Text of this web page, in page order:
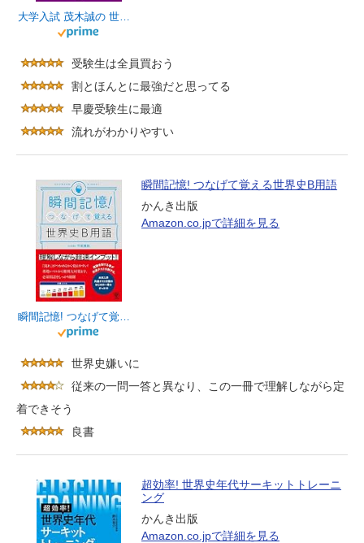
大学入試 茂木誠の 世界史Bが面白いほどわかる本
受験生は全員買おう
割とほんとに最強だと思ってる
早慶受験生に最適
流れがわかりやすい
瞬間記憶! つなげて覚える世界史B用語
瞬間記憶! つなげて覚える世界史B用語
かんき出版
Amazon.co.jpで詳細を見る
世界史嫌いに
従来の一問一答と異なり、この一冊で理解しながら定
着できそう
良書
超効率! 世界史年代サーキットトレーニ
ング
かんき出版
Amazon.co.jpで詳細を見る